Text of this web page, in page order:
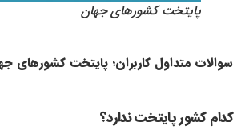
پایتخت کشورهای جهان
سوالات متداول کاربران؛ پایتخت کشورهای جهان
کدام کشور پایتخت ندارد؟